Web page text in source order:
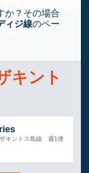
か？その場合
ィジ線のペー
キント
ントス島線 週1便